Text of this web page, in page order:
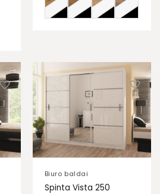
Biuro baldai
Spinta Vista 250